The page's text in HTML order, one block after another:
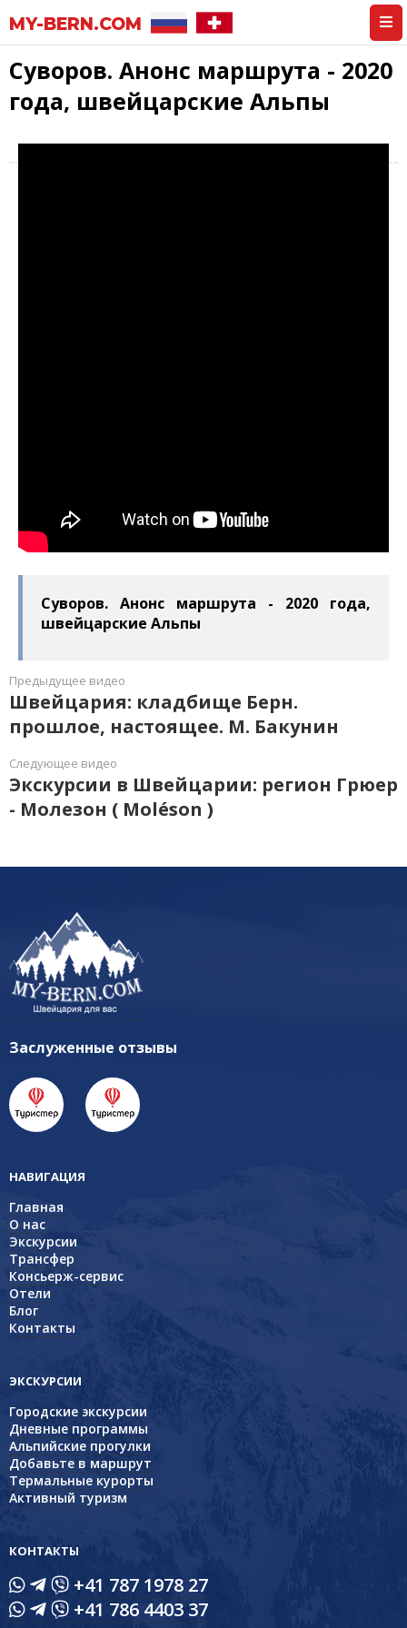
MY-BERN.COM
Суворов. Анонс маршрута - 2020
года, швейцарские Альпы
Суворов. Анонс маршрута - 2020 года,
швейцарские Альпы
Предыдущее видео
Швейцария: кладбище Берн.
прошлое, настоящее. М. Бакунин
Следующее видео
Экскурсии в Швейцарии: регион Грюер
- Молезон ( Moléson )
Заслуженные отзывы
НАВИГАЦИЯ
Главная
О нас
Экскурсии
Трансфер
Консьерж-сервис
Отели
Блог
Контакты
ЭКСКУРСИИ
Городские экскурсии
Дневные программы
Альпийские прогулки
Добавьте в маршрут
Термальные курорты
Активный туризм
КОНТАКТЫ
+41 787 1978 27
+41 786 4403 37